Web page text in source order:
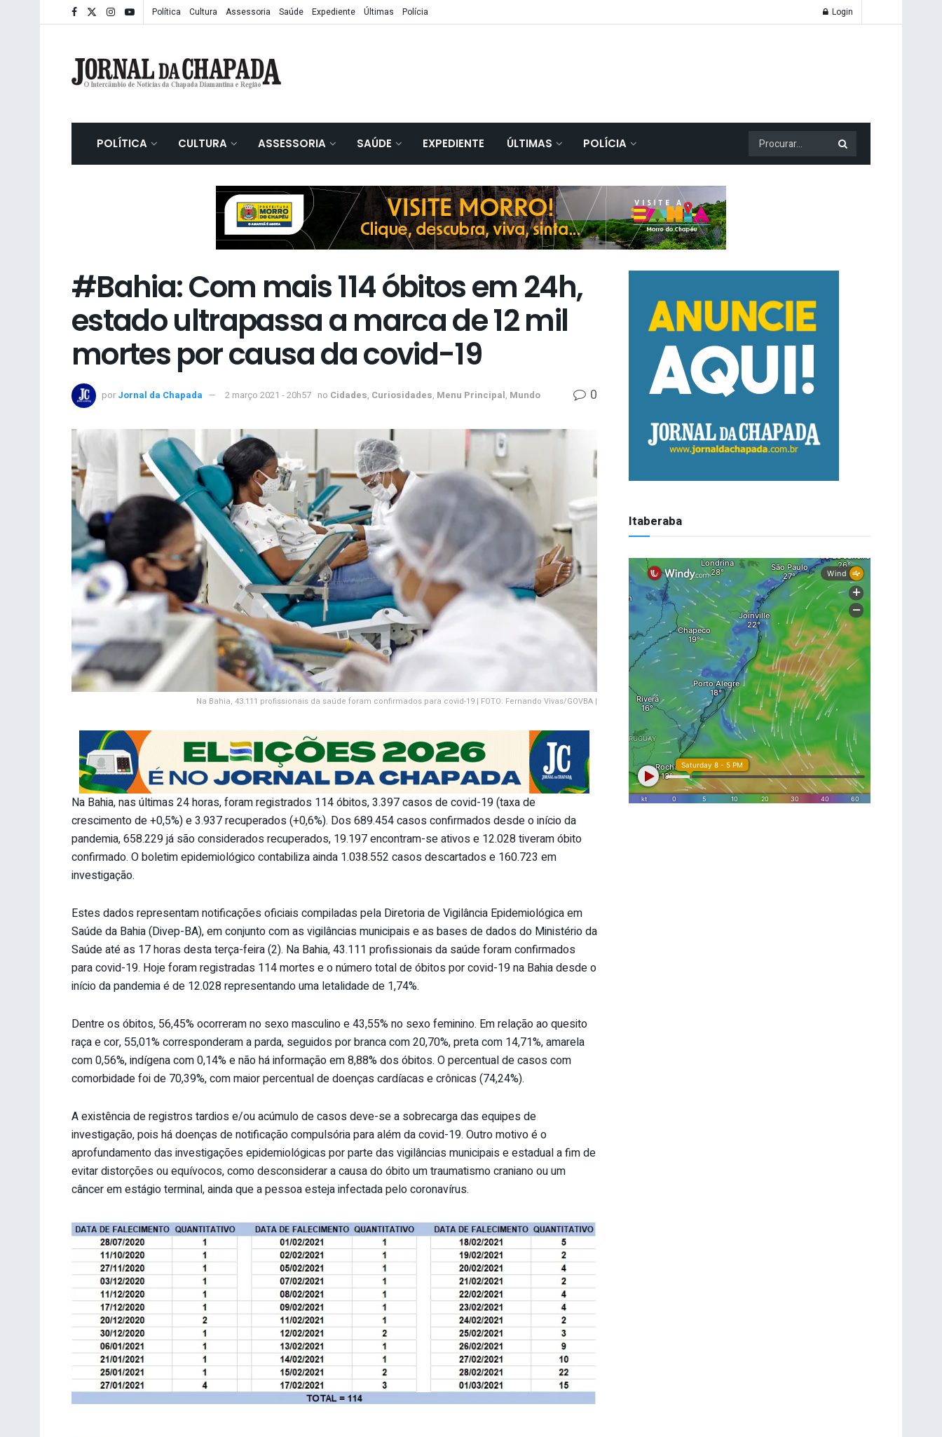
Política Cultura Assessoria Saúde Expediente Últimas Polícia Login
POLÍTICA CULTURA ASSESSORIA SAÚDE EXPEDIENTE ÚLTIMAS POLÍCIA
#Bahia: Com mais 114 óbitos em 24h,
estado ultrapassa a marca de 12 mil
mortes por causa da covid-19
por Jornal da Chapada 2 março 2021 - 20h57 no Cidades, Curiosidades, Menu Principal, Mundo 0
Na Bahia, 43.111 profissionais da saúde foram confirmados para covid-19 | FOTO: Fernando Vivas/GOVBA |
Na Bahia, nas últimas 24 horas, foram registrados 114 óbitos, 3.397 casos de covid-19 (taxa de
crescimento de +0,5%) e 3.937 recuperados (+0,6%). Dos 689.454 casos confirmados desde o início da
pandemia, 658.229 já são considerados recuperados, 19.197 encontram-se ativos e 12.028 tiveram óbito
confirmado. O boletim epidemiológico contabiliza ainda 1.038.552 casos descartados e 160.723 em
investigação.
Estes dados representam notificações oficiais compiladas pela Diretoria de Vigilância Epidemiológica em
Saúde da Bahia (Divep-BA), em conjunto com as vigilâncias municipais e as bases de dados do Ministério da
Saúde até as 17 horas desta terça-feira (2). Na Bahia, 43.111 profissionais da saúde foram confirmados
para covid-19. Hoje foram registradas 114 mortes e o número total de óbitos por covid-19 na Bahia desde o
início da pandemia é de 12.028 representando uma letalidade de 1,74%.
Dentre os óbitos, 56,45% ocorreram no sexo masculino e 43,55% no sexo feminino. Em relação ao quesito
raça e cor, 55,01% corresponderam a parda, seguidos por branca com 20,70%, preta com 14,71%, amarela
com 0,56%, indígena com 0,14% e não há informação em 8,88% dos óbitos. O percentual de casos com
comorbidade foi de 70,39%, com maior percentual de doenças cardíacas e crônicas (74,24%).
A existência de registros tardios e/ou acúmulo de casos deve-se a sobrecarga das equipes de
investigação, pois há doenças de notificação compulsória para além da covid-19. Outro motivo é o
aprofundamento das investigações epidemiológicas por parte das vigilâncias municipais e estadual a fim de
evitar distorções ou equívocos, como desconsiderar a causa do óbito um traumatismo craniano ou um
câncer em estágio terminal, ainda que a pessoa esteja infectada pelo coronavírus.
Itaberaba